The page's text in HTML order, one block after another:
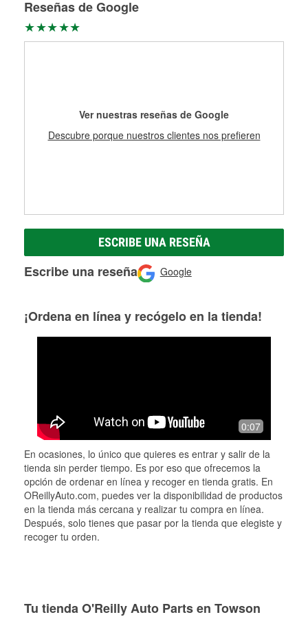
Reseñas de Google
Ver nuestras reseñas de Google
Descubre porque nuestros clientes nos prefieren
ESCRIBE UNA RESEÑA
Escribe una reseña Google
¡Ordena en línea y recógelo en la tienda!
0:07
En ocasiones, lo único que quieres es entrar y salir de la
tienda sin perder tiempo. Es por eso que ofrecemos la
opción de ordenar en línea y recoger en tienda gratis. En
OReillyAuto.com, puedes ver la disponibilidad de productos
en la tienda más cercana y realizar tu compra en línea.
Después, solo tienes que pasar por la tienda que elegiste y
recoger tu orden.
Tu tienda O'Reilly Auto Parts en Towson